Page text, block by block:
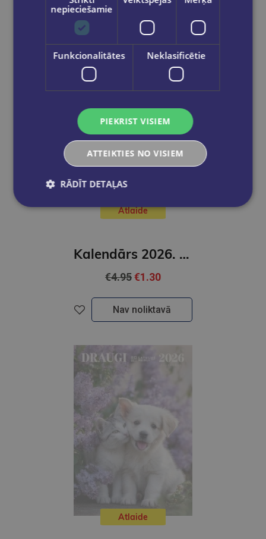
Nav noliktavā
Atlaide
Kalendārs 2026. Zirgi ( kvadrāts)
€4.95€1.30
Nav noliktavā
Atlaide
nepieciešamie
Funkcionalitātes Neklasificētie
PIEKRIST VISIEM
ATTEIKTIES NO VISIEM
RĀDĪT DETAĻAS